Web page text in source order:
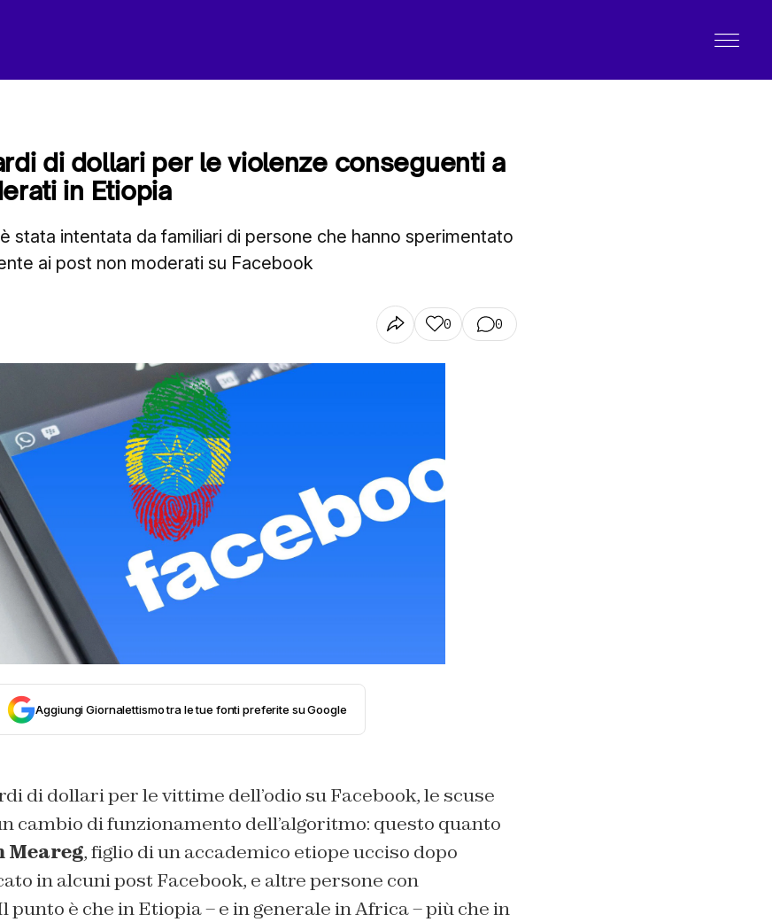
di dollari per le violenze conseguenti a
in Etiopia
stata intentata da familiari di persone che hanno sperimentato
ai post non moderati su Facebook
0 0
Aggiungi Giornalettismo tra le tue fonti preferite su Google
di dollari per le vittime dell’odio su Facebook, le scuse
cambio di funzionamento dell’algoritmo: questo quanto
Meareg, figlio di un accademico etiope ucciso dopo
in alcuni post Facebook, e altre persone con
punto è che in Etiopia – e in generale in Africa – più che in